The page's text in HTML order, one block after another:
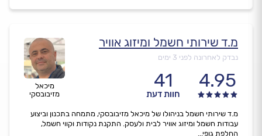
מיכאל
מזיבובסקי
מ.ד שירותי חשמל ומיזוג אוויר
נבדק לאחרונה לפני 3 ימים
4.95
41
חוות דעת
מ.ד שירותי חשמל בניהולו של מיכאל מזיבובסקי, מתמחה בתכנון וביצוע
עבודות חשמל ומיזוג אוויר לבית ולעסק. התקנת נקודות וקווי חשמל,
החלפת גופי...